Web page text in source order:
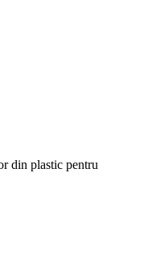
din plastic pentru